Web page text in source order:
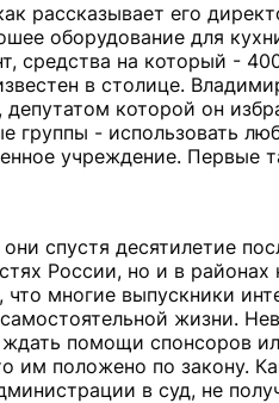
рассказывает его
оборудование для
средства на который -
в столице.
которой он
группы - использовать
учреждение. Первые
спустя десятилетие
России, но и в
многие выпускники
жизни.
помощи спонсоров
им положено по закону.
в суд, не